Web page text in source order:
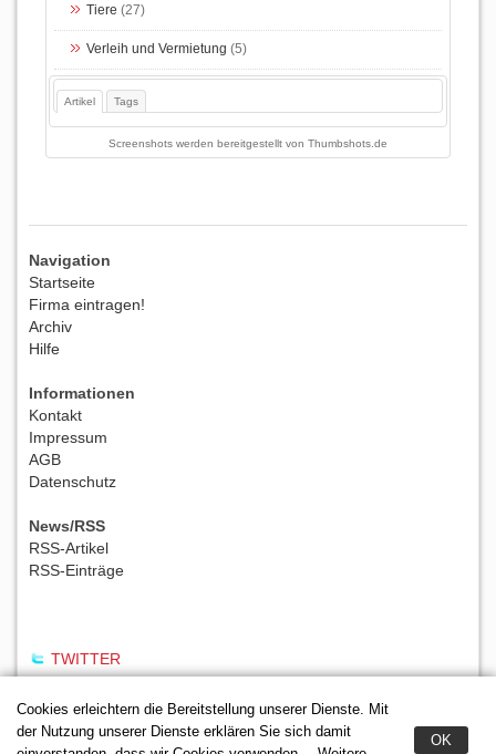
Cookies erleichtern die Bereitstellung unserer Dienste. Mit
der Nutzung unserer Dienste erklären Sie sich damit
OK
Tiere (27)
Verleih und Vermietung (5)
Artikel Tags
Screenshots werden bereitgestellt von Thumbshots.de
Navigation
Startseite
Firma eintragen!
Archiv
Hilfe
Informationen
Kontakt
Impressum
AGB
Datenschutz
News/RSS
RSS-Artikel
RSS-Einträge
TWITTER